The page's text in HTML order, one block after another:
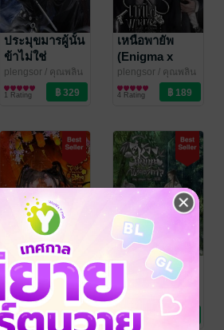
ประมุขมารผู้นั้น
ข้าไม่ใช่
หมอนข้างของ
ท่านนะ!
plengsor / คุณพลิน
/ plengsor
นิยายวาย Boy
Love / Yaoi
1 Rating
เหนือพายัพ
(Enigma x
Alpha)
plengsor/ คุณพลิน
/ plengsor
นิยายวาย Boy
Love / Yaoi
4 Rating
ราชครูจอม
เกียจคร้านผู้นั้น
คือฮูหยินท่าน
แม่ทัพปีศาจ
plengsor / คุณพลิน
/ plengsor
นิยายวาย Boy
Love / Yaoi
9 Rating
สู่ห้วงเหมันต์นิ
รันดร์กาล
plengsor
/ คุณพลิน
/ plengsor
นิยายวาย Boy
Love / Yaoi
13 Rating